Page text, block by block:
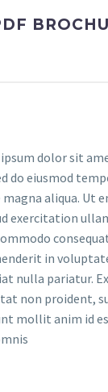
dolor sit
do eiusmod
aliqua. Ut
exercitation
in
nulla pariatur.
non proident,
mollit anim id